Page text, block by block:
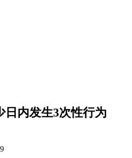
日内发生3次性行为